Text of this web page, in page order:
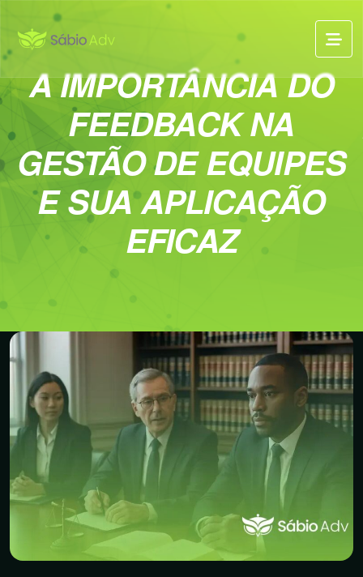
A IMPORTÂNCIA DO
FEEDBACK NA
GESTÃO DE EQUIPES
E SUA APLICAÇÃO
EFICAZ